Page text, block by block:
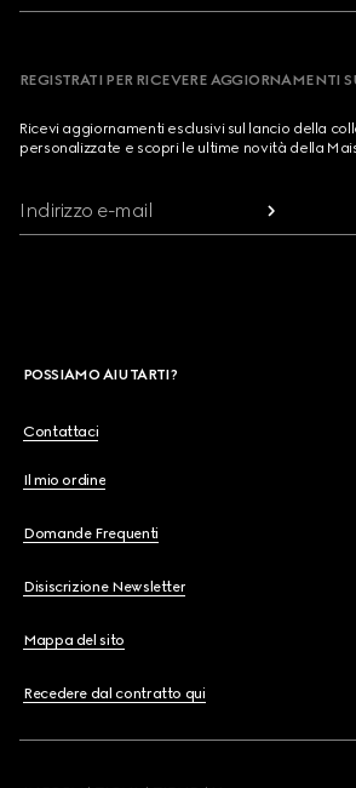
REGISTRATI PER RICEVERE AGGIORNAMENTI
Ricevi aggiornamenti esclusivi sul lancio della
personalizzate e scopri le ultime novità della
Indirizzo e-mail
POSSIAMO AIUTARTI?
Contattaci
Il mio ordine
Domande Frequenti
Disiscrizione Newsletter
Mappa del sito
Recedere dal contratto qui